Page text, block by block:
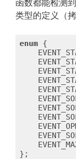
函数都能检测
类型的定义（
enum {
};